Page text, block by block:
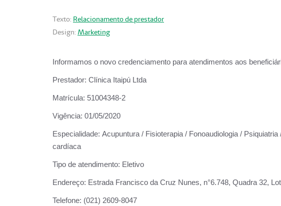
Texto: Relacionamento de prestador
Design: Marketing
Informamos o novo credenciamento para atendimentos aos
Prestador: Clínica Itaipú Ltda
Matrícula: 51004348-2
Vigência: 01/05/2020
Especialidade: Acupuntura / Fisioterapia / Fonoaudiologia /
cardíaca
Tipo de atendimento: Eletivo
Endereço: Estrada Francisco da Cruz Nunes, n°6.748, Quadra 32,
Telefone: (021) 2609-8047